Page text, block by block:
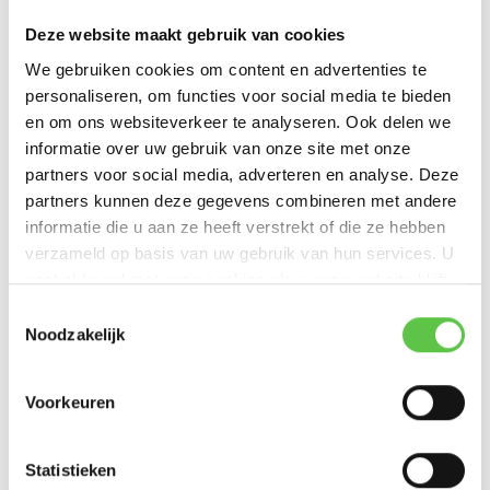
Deze website maakt gebruik van cookies
We gebruiken cookies om content en advertenties te
personaliseren, om functies voor social media te bieden
en om ons websiteverkeer te analyseren. Ook delen we
informatie over uw gebruik van onze site met onze
partners voor social media, adverteren en analyse. Deze
partners kunnen deze gegevens combineren met andere
informatie die u aan ze heeft verstrekt of die ze hebben
verzameld op basis van uw gebruik van hun services. U
gaat akkoord met onze cookies als u onze website blijft
Noodzakelijk
Voorkeuren
Statistieken
Productspecificaties
Artikelnummer MV63-HW
EAN 810087201920
Vergelijk Delen
Bekijk ook
Cisco Meraki MV
Enterp...
Cisco Meraki MV
Enterp...
Updates, acties & productinformatie